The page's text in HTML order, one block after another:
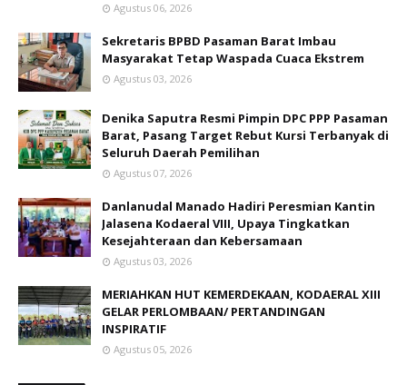
Agustus 06, 2026
Sekretaris BPBD Pasaman Barat Imbau
Masyarakat Tetap Waspada Cuaca Ekstrem
Agustus 03, 2026
Denika Saputra Resmi Pimpin DPC PPP Pasaman
Barat, Pasang Target Rebut Kursi Terbanyak di
Seluruh Daerah Pemilihan
Agustus 07, 2026
Danlanudal Manado Hadiri Peresmian Kantin
Jalasena Kodaeral VIII, Upaya Tingkatkan
Kesejahteraan dan Kebersamaan
Agustus 03, 2026
MERIAHKAN HUT KEMERDEKAAN, KODAERAL XIII
GELAR PERLOMBAAN/ PERTANDINGAN
INSPIRATIF
Agustus 05, 2026